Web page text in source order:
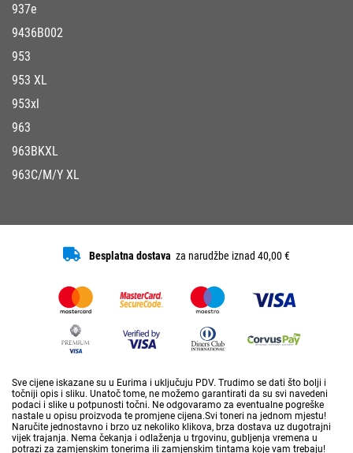
937e
9436B002
953
953 XL
953xl
963
963BKXL
963C/M/Y XL
Besplatna dostava za narudžbe iznad 40,00 €
Sve cijene iskazane su u Eurima i uključuju PDV. Trudimo se dati što bolji i
točniji opis i sliku. Unatoč tome, ne možemo garantirati da su svi navedeni
podaci i slike u potpunosti točni. Ne odgovaramo za eventualne pogreške
nastale u opisu proizvoda te promjene cijena.Svi toneri na jednom mjestu!
Naručite jednostavno i brzo uz nekoliko klikova, brza dostava uz dugotrajni
vijek trajanja. Nema čekanja i odlaženja u trgovinu, gubljenja vremena u
potrazi za zamjenskim tonerima ili zamjenskim tintama koje vam trebaju!